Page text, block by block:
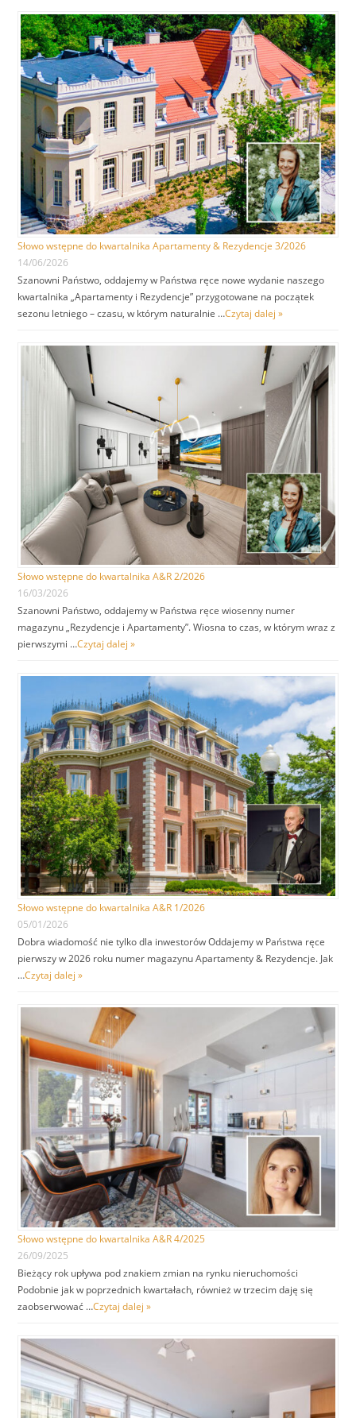
Słowo wstępne do kwartalnika Apartamenty & Rezydencje 3/2026
14/06/2026
Szanowni Państwo, oddajemy w Państwa ręce nowe wydanie naszego
kwartalnika „Apartamenty i Rezydencje” przygotowane na początek
sezonu letniego – czasu, w którym naturalnie …Czytaj dalej »
Słowo wstępne do kwartalnika A&R 2/2026
16/03/2026
Szanowni Państwo, oddajemy w Państwa ręce wiosenny numer
magazynu „Rezydencje i Apartamenty”. Wiosna to czas, w którym wraz z
pierwszymi …Czytaj dalej »
Słowo wstępne do kwartalnika A&R 1/2026
05/01/2026
Dobra wiadomość nie tylko dla inwestorów Oddajemy w Państwa ręce
pierwszy w 2026 roku numer magazynu Apartamenty & Rezydencje. Jak
…Czytaj dalej »
Słowo wstępne do kwartalnika A&R 4/2025
26/09/2025
Bieżący rok upływa pod znakiem zmian na rynku nieruchomości
Podobnie jak w poprzednich kwartałach, również w trzecim daję się
zaobserwować …Czytaj dalej »